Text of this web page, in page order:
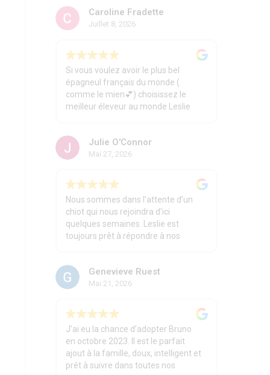
Caroline Fradette
Juillet 8, 2026
Si vous voulez avoir le plus bel
épagneul français du monde (
comme le mien💕) choisissez le
meilleur éleveur au monde Leslie
service impeccable et chaleureux.
Bon, le plus beau des plus beaux
d'autres presque aussi beau 😜
Julie O'Connor
Mai 27, 2026
Nous sommes dans l’attente d’un
chiot qui nous rejoindra d’ici
quelques semaines. Leslie est
toujours prêt à répondre à nos
professionnalisme confirmé! Il est
vraiment à l’écoute de nos besoins
respect dans un environnement
optimal pour leurs premières
foulées au sol!
Nous sommes ravis et attendons
d’aller chercher notre petite Gaïa
Genevieve Ruest
Mai 21, 2026
J’ai eu la chance d’adopter Bruno
en octobre 2023. Il est le parfait
ajout à la famille, doux, intelligent et
prêt à suivre dans toutes nos